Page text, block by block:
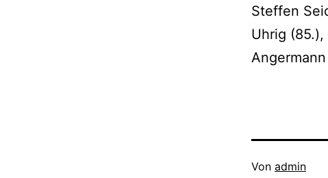
Steffen
Uhrig
Veröffentlicht
Von admin